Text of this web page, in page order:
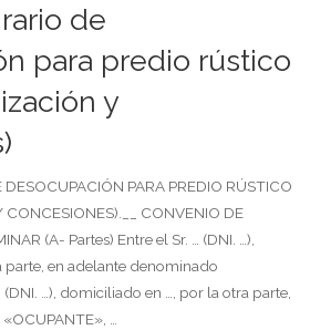
de
para predio rústico
y
PARA PREDIO RÚSTICO
CONVENIO DE
(A- Partes) Entre el Sr. … (DNI. …),
en adelante denominado
(DNI. …), domiciliado en …, por la otra parte,
…